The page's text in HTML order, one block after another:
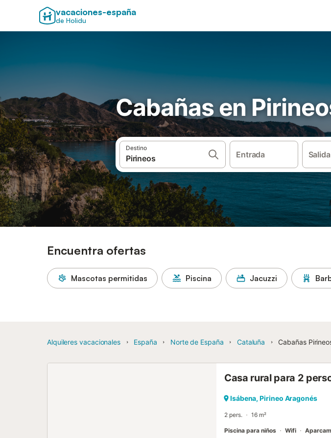
vacaciones-españa
de Holidu
Cabañas en
Destino
Entrada Salida
Encuentra ofertas
Mascotas permitidas Piscina Jacuzzi
Alquileres vacacionales España Norte de España Cataluña Cabañas
Casa rural para 2
Isábena, Pirineo Aragonés
2 pers. 16 m²
Piscina para niños Wifi